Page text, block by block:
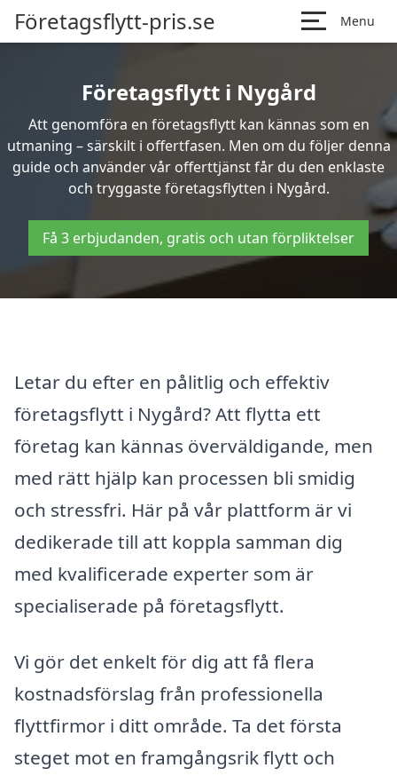
Företagsflytt-pris.se Menu
Företagsflytt i Nygård
Att genomföra en företagsflytt kan kännas som en
utmaning – särskilt i offertfasen. Men om du följer denna
guide och använder vår offerttjänst får du den enklaste
och tryggaste företagsflytten i Nygård.
Få 3 erbjudanden, gratis och utan förpliktelser
Letar du efter en pålitlig och effektiv
företagsflytt i Nygård? Att flytta ett
företag kan kännas överväldigande, men
med rätt hjälp kan processen bli smidig
och stressfri. Här på vår plattform är vi
dedikerade till att koppla samman dig
med kvalificerade experter som är
specialiserade på företagsflytt.
Vi gör det enkelt för dig att få flera
kostnadsförslag från professionella
flyttfirmor i ditt område. Ta det första
steget mot en framgångsrik flytt och